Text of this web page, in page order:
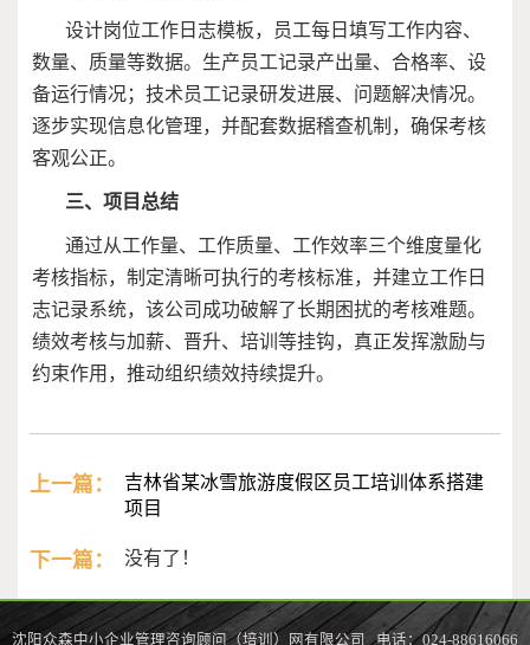
设计岗位工作日志模板，员工每日填写工作内容、
数量、质量等数据。生产员工记录产出量、合格率、设
备运行情况；技术员工记录研发进展、问题解决情况。
逐步实现信息化管理，并配套数据稽查机制，确保考核
客观公正。
三、项目总结
通过从工作量、工作质量、工作效率三个维度量化
考核指标，制定清晰可执行的考核标准，并建立工作日
志记录系统，该公司成功破解了长期困扰的考核难题。
绩效考核与加薪、晋升、培训等挂钩，真正发挥激励与
约束作用，推动组织绩效持续提升。
上一篇：
吉林省某冰雪旅游度假区员工培训体系搭建
项目
下一篇： 没有了！
沈阳众森中小企业管理咨询顾问（培训）网有限公司 电话：024-88616066